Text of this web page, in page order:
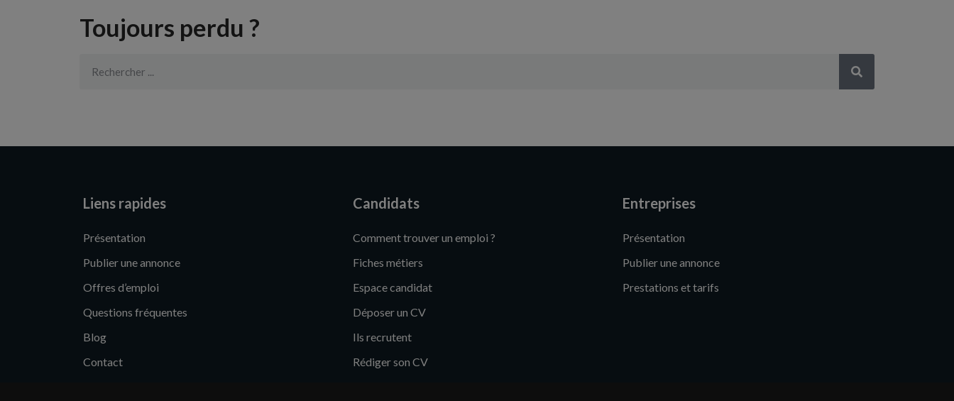
Toujours perdu ?
Liens rapides
Présentation
Publier une annonce
Offres d’emploi
Questions fréquentes
Blog
Contact
Candidats
Comment trouver un emploi ?
Fiches métiers
Espace candidat
Déposer un CV
Ils recrutent
Rédiger son CV
Entreprises
Présentation
Publier une annonce
Prestations et tarifs